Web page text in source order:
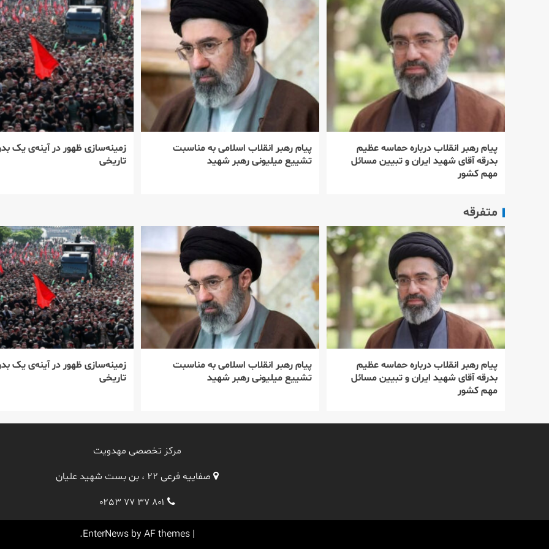
پیام رهبر انقلاب درباره حماسه عظیم
بدرقه آقای شهید ایران و تبیین مسائل
مهم کشور
پیام رهبر انقلاب اسلامی به مناسبت
تشییع میلیونی رهبر شهید
زمینه‌سازی ظهور در آینه‌ی یک
تاریخی
متفرقه
پیام رهبر انقلاب درباره حماسه عظیم
بدرقه آقای شهید ایران و تبیین مسائل
مهم کشور
پیام رهبر انقلاب اسلامی به مناسبت
تشییع میلیونی رهبر شهید
زمینه‌سازی ظهور در آینه‌ی یک
تاریخی
مرکز تخصصی مهدویت
صفاییه فرعی ۲۲ ، بن بست شهید علیان
۰۲۵۳ ۷۷ ۳۷ ۸۰۱
|
EnterNews by AF themes.